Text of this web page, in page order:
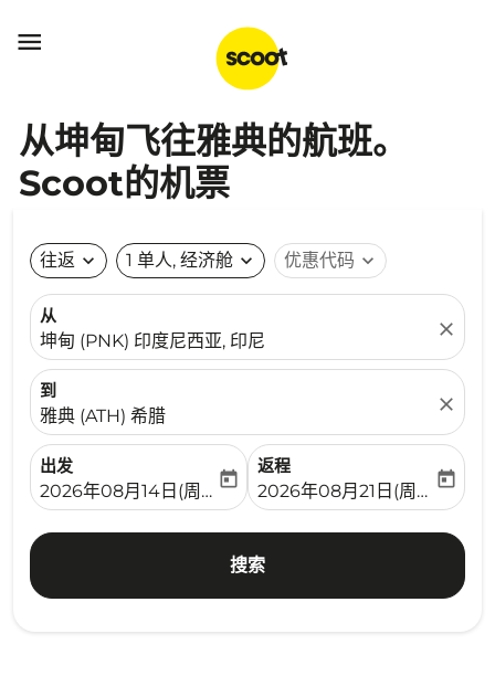

从坤甸飞往雅典的航班。
Scoot的机票
往返 expand_more 1 单人, 经济舱 expand_more 优惠代码 expand_more
从
坤甸 (PNK) 印度尼西亚, 印尼
close
到
雅典 (ATH) 希腊
close
出发
fc-booking-departure-date-aria-label
2026年08月14日(周五)
today
返程
fc-booking-return-date-
2026年08月21日(周五)
today
搜索